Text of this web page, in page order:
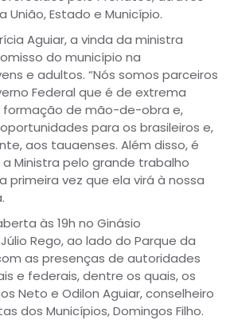
União, Estado e Município.
Aguiar, a vinda da ministra
do município na
e adultos. “Nós somos parceiros
Federal que é de extrema
de mão-de-obra e,
para os brasileiros e,
aos tauaenses. Além disso, é
Ministra pelo grande trabalho
primeira vez que ela virá à nossa
às 19h no Ginásio
Rego, ao lado do Parque da
as presenças de autoridades
e federais, dentre os quais, os
Neto e Odilon Aguiar, conselheiro
dos Municípios, Domingos Filho.